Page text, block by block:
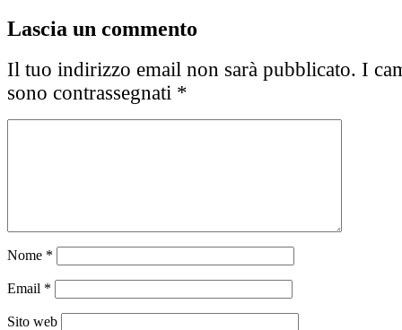
Lascia un commento
Il tuo indirizzo email non sarà pubblicato. I
sono contrassegnati *
Nome *
Email *
Sito web